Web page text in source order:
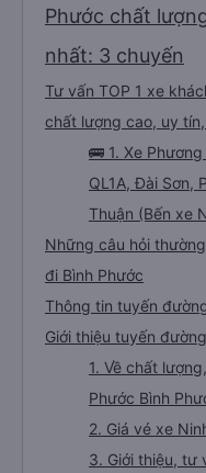
Phước chất
nhất: 3 chuyến
Tư vấn TOP 1 xe
chất lượng cao, uy
🚌 1. Xe
QL1A, Đài Sơn,
Thuận (Bến xe
Những câu hỏi
đi Bình Phước
Thông tin tuyến
Giới thiệu tuyến
1. Về chất
Phước Bình
2. Giá vé xe
3. Giới thiệu, tư